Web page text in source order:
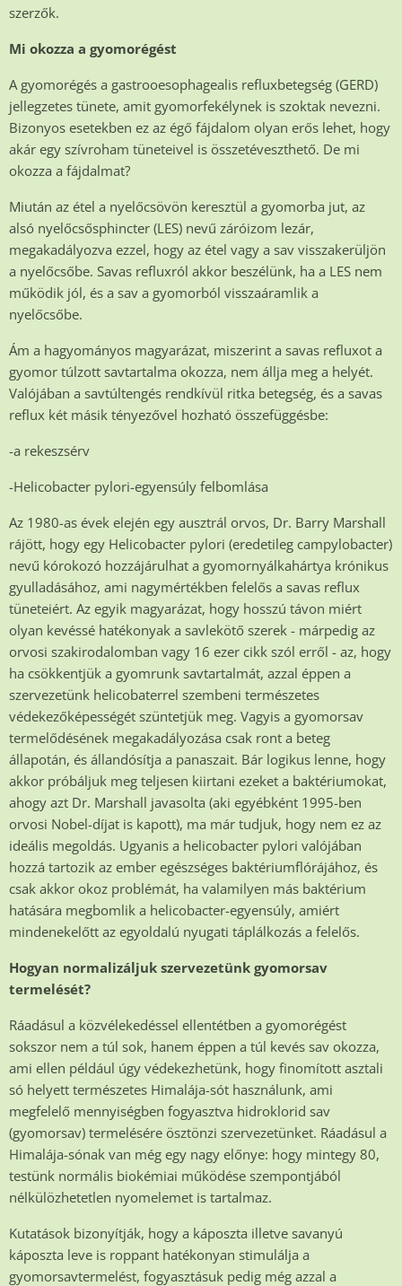
szerzők.
Mi okozza a gyomorégést
A gyomorégés a gastrooesophagealis refluxbetegség (GERD)
jellegzetes tünete, amit gyomorfekélynek is szoktak nevezni.
Bizonyos esetekben ez az égő fájdalom olyan erős lehet, hogy
akár egy szívroham tüneteivel is összetéveszthető. De mi
okozza a fájdalmat?
Miután az étel a nyelőcsövön keresztül a gyomorba jut, az
alsó nyelőcsősphincter (LES) nevű záróizom lezár,
megakadályozva ezzel, hogy az étel vagy a sav visszakerüljön
a nyelőcsőbe. Savas refluxról akkor beszélünk, ha a LES nem
működik jól, és a sav a gyomorból visszaáramlik a
nyelőcsőbe.
Ám a hagyományos magyarázat, miszerint a savas refluxot a
gyomor túlzott savtartalma okozza, nem állja meg a helyét.
Valójában a savtúltengés rendkívül ritka betegség, és a savas
reflux két másik tényezővel hozható összefüggésbe:
-a rekeszsérv
-Helicobacter pylori-egyensúly felbomlása
Az 1980-as évek elején egy ausztrál orvos, Dr. Barry Marshall
rájött, hogy egy Helicobacter pylori (eredetileg campylobacter)
nevű kórokozó hozzájárulhat a gyomornyálkahártya krónikus
gyulladásához, ami nagymértékben felelős a savas reflux
tüneteiért. Az egyik magyarázat, hogy hosszú távon miért
olyan kevéssé hatékonyak a savlekötő szerek - márpedig az
orvosi szakirodalomban vagy 16 ezer cikk szól erről - az, hogy
ha csökkentjük a gyomrunk savtartalmát, azzal éppen a
szervezetünk helicobaterrel szembeni természetes
védekezőképességét szüntetjük meg. Vagyis a gyomorsav
termelődésének megakadályozása csak ront a beteg
állapotán, és állandósítja a panaszait. Bár logikus lenne, hogy
akkor próbáljuk meg teljesen kiirtani ezeket a baktériumokat,
ahogy azt Dr. Marshall javasolta (aki egyébként 1995-ben
orvosi Nobel-díjat is kapott), ma már tudjuk, hogy nem ez az
ideális megoldás. Ugyanis a helicobacter pylori valójában
hozzá tartozik az ember egészséges baktériumflórájához, és
csak akkor okoz problémát, ha valamilyen más baktérium
hatására megbomlik a helicobacter-egyensúly, amiért
mindenekelőtt az egyoldalú nyugati táplálkozás a felelős.
Hogyan normalizáljuk szervezetünk gyomorsav
termelését?
Ráadásul a közvélekedéssel ellentétben a gyomorégést
sokszor nem a túl sok, hanem éppen a túl kevés sav okozza,
ami ellen például úgy védekezhetünk, hogy finomított asztali
só helyett természetes Himalája-sót használunk, ami
megfelelő mennyiségben fogyasztva hidroklorid sav
(gyomorsav) termelésére ösztönzi szervezetünket. Ráadásul a
Himalája-sónak van még egy nagy előnye: hogy mintegy 80,
testünk normális biokémiai működése szempontjából
nélkülözhetetlen nyomelemet is tartalmaz.
Kutatások bizonyítják, hogy a káposzta illetve savanyú
káposzta leve is roppant hatékonyan stimulálja a
gyomorsavtermelést, fogyasztásuk pedig még azzal a